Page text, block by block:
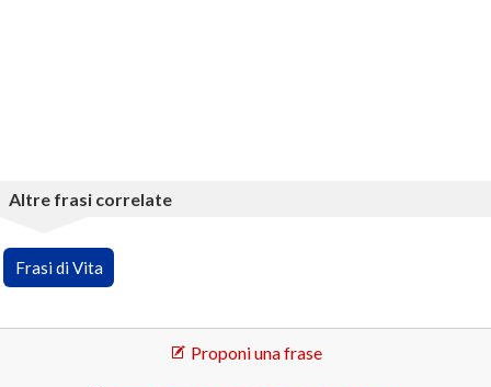
Altre frasi correlate
Frasi di Vita
Proponi una frase